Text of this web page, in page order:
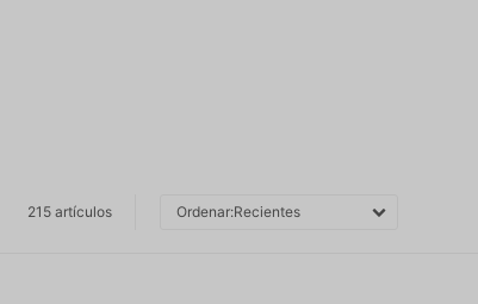
215 artículos Recientes